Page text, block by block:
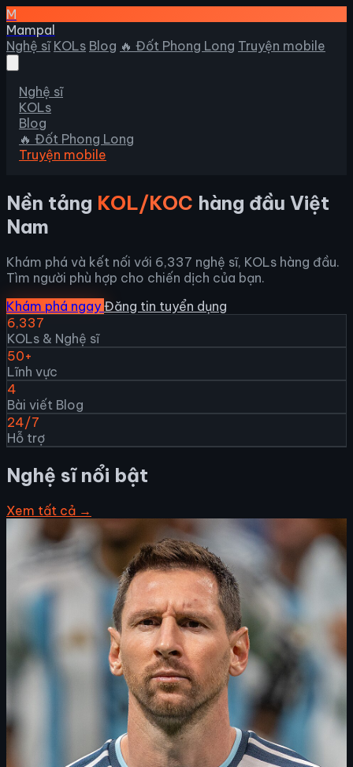
M
Mampal
Nghệ sĩ KOLs Blog 🔥 Đốt Phong Long Truyện mobile
Nghệ sĩ
KOLs
Blog
🔥 Đốt Phong Long
Truyện mobile
Nền tảng KOL/KOC hàng đầu Việt
Nam
Khám phá và kết nối với 6,337 nghệ sĩ, KOLs hàng đầu.
Tìm người phù hợp cho chiến dịch của bạn.
Khám phá ngay Đăng tin tuyển dụng
6,337
KOLs & Nghệ sĩ
50+
Lĩnh vực
4
Bài viết Blog
24/7
Hỗ trợ
Nghệ sĩ nổi bật
Xem tất cả →